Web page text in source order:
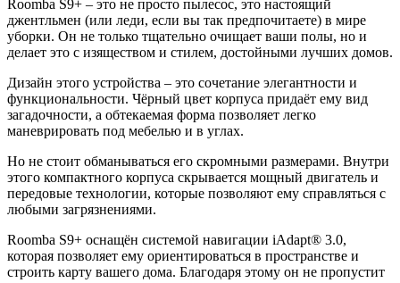
Roomba S9+ – это не просто пылесос, это настоящий
джентльмен (или леди, если вы так предпочитаете) в мире
уборки. Он не только тщательно очищает ваши полы, но и
делает это с изяществом и стилем, достойными лучших домов.
Дизайн этого устройства – это сочетание элегантности и
функциональности. Чёрный цвет корпуса придаёт ему вид
загадочности, а обтекаемая форма позволяет легко
маневрировать под мебелью и в углах.
Но не стоит обманываться его скромными размерами. Внутри
этого компактного корпуса скрывается мощный двигатель и
передовые технологии, которые позволяют ему справляться с
любыми загрязнениями.
Roomba S9+ оснащён системой навигации iAdapt® 3.0,
которая позволяет ему ориентироваться в пространстве и
строить карту вашего дома. Благодаря этому он не пропустит